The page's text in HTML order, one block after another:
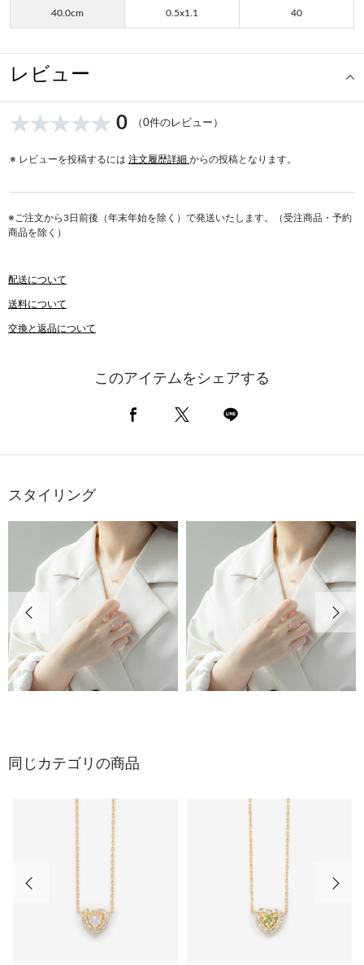
40.0cm 0.5x1.1 40
レビュー
0 （0件のレビュー）
※ レビューを投稿するには 注文履歴詳細 からの投稿となります。
※ご注文から3日前後（年末年始を除く）で発送いたします。（受注商品・予約
商品を除く）
配送について
送料について
交換と返品について
このアイテムをシェアする
スタイリング
次の
同じカテゴリの商品